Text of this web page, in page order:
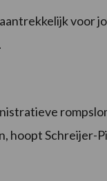
voor
hoopt Schreijer-